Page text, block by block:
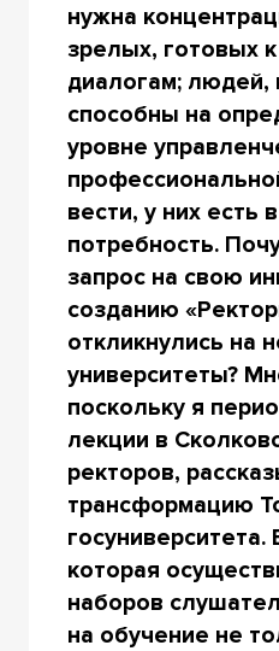
нужна
зрелых, готовых
диалогам; людей,
способны на
уровне
вести, у них есть
потребность.
запрос на свою
созданию
откликнулись на
университеты?
поскольку я
лекции в
ректоров,
трансформацию
госуниверситета.
которая
наборов
на обучение не